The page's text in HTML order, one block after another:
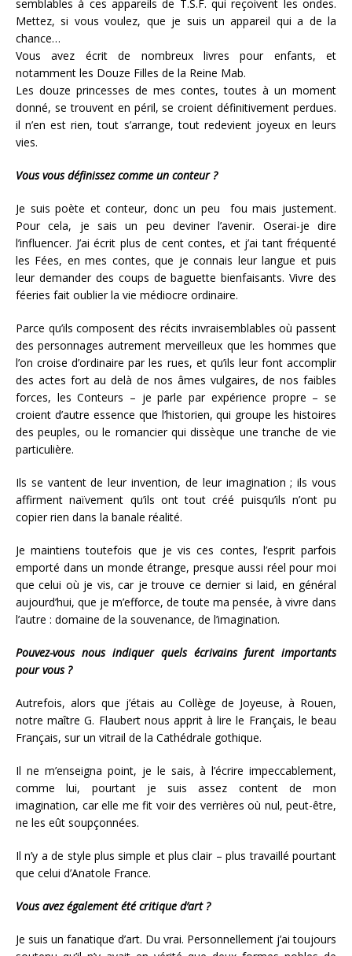
semblables à ces appareils de T.S.F. qui reçoivent les ondes.
Mettez, si vous voulez, que je suis un appareil qui a de la
chance…
Vous avez écrit de nombreux livres pour enfants, et
notamment les Douze Filles de la Reine Mab.
Les douze princesses de mes contes, toutes à un moment
donné, se trouvent en péril, se croient définitivement perdues.
il n’en est rien, tout s’arrange, tout redevient joyeux en leurs
vies.
Vous vous définissez comme un conteur ?
Je suis poète et conteur, donc un peu fou mais justement.
Pour cela, je sais un peu deviner l’avenir. Oserai-je dire
l’influencer. J’ai écrit plus de cent contes, et j’ai tant fréquenté
les Fées, en mes contes, que je connais leur langue et puis
leur demander des coups de baguette bienfaisants. Vivre des
féeries fait oublier la vie médiocre ordinaire.
Parce qu’ils composent des récits invraisemblables où passent
des personnages autrement merveilleux que les hommes que
l’on croise d’ordinaire par les rues, et qu’ils leur font accomplir
des actes fort au delà de nos âmes vulgaires, de nos faibles
forces, les Conteurs – je parle par expérience propre – se
croient d’autre essence que l’historien, qui groupe les histoires
des peuples, ou le romancier qui dissèque une tranche de vie
particulière.
Ils se vantent de leur invention, de leur imagination ; ils vous
affirment naïvement qu’ils ont tout créé puisqu’ils n’ont pu
copier rien dans la banale réalité.
Je maintiens toutefois que je vis ces contes, l’esprit parfois
emporté dans un monde étrange, presque aussi réel pour moi
que celui où je vis, car je trouve ce dernier si laid, en général
aujourd’hui, que je m’efforce, de toute ma pensée, à vivre dans
l’autre : domaine de la souvenance, de l’imagination.
Pouvez-vous nous indiquer quels écrivains furent importants
pour vous ?
Autrefois, alors que j’étais au Collège de Joyeuse, à Rouen,
notre maître G. Flaubert nous apprit à lire le Français, le beau
Français, sur un vitrail de la Cathédrale gothique.
Il ne m’enseigna point, je le sais, à l’écrire impeccablement,
comme lui, pourtant je suis assez content de mon
imagination, car elle me fit voir des verrières où nul, peut-être,
ne les eût soupçonnées.
Il n’y a de style plus simple et plus clair – plus travaillé pourtant
que celui d’Anatole France.
Vous avez également été critique d’art ?
Je suis un fanatique d’art. Du vrai. Personnellement j’ai toujours